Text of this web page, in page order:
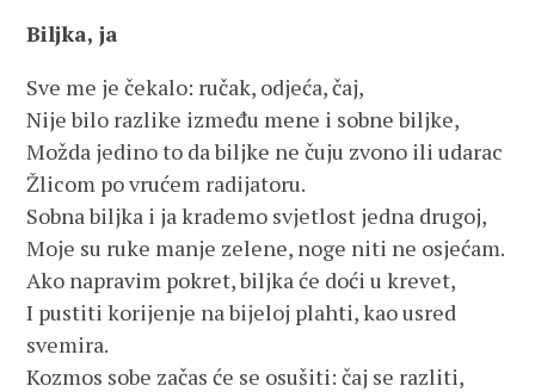
Biljka, ja
Sve me je čekalo: ručak, odjeća, čaj,
Nije bilo razlike između mene i sobne biljke,
Možda jedino to da biljke ne čuju zvono ili udarac
Žlicom po vrućem radijatoru.
Sobna biljka i ja krademo svjetlost jedna drugoj,
Moje su ruke manje zelene, noge niti ne osjećam.
Ako napravim pokret, biljka će doći u krevet,
I pustiti korijenje na bijeloj plahti, kao usred
svemira.
Kozmos sobe začas će se osušiti: čaj se razliti,